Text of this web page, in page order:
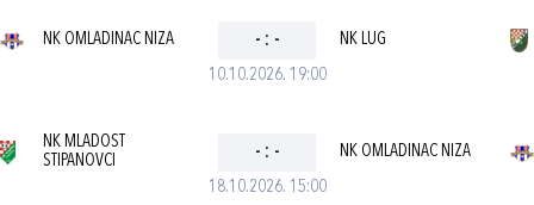
10.10.2026. 19:00
NK OMLADINAC NIZA - : - NK LUG
18.10.2026. 15:00
NK MLADOST
STIPANOVCI
- : - NK OMLADINAC NIZA